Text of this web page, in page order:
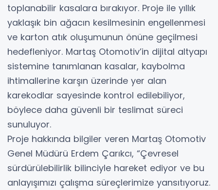
toplanabilir kasalara bırakıyor. Proje ile yıllık
yaklaşık bin ağacın kesilmesinin engellenmesi
ve karton atık oluşumunun önüne geçilmesi
hedefleniyor. Martaş Otomotiv’in dijital altyapı
sistemine tanımlanan kasalar, kaybolma
ihtimallerine karşın üzerinde yer alan
karekodlar sayesinde kontrol edilebiliyor,
böylece daha güvenli bir teslimat süreci
sunuluyor.
Proje hakkında bilgiler veren Martaş Otomotiv
Genel Müdürü Erdem Çarıkcı, “Çevresel
sürdürülebilirlik bilinciyle hareket ediyor ve bu
anlayışımızı çalışma süreçlerimize yansıtıyoruz.